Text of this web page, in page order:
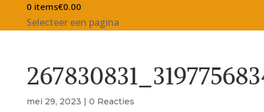
0 items€0.00
Selecteer een pagina
mei 29, 2023 | 0 Reacties